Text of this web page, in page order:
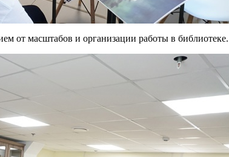
от масштабов и организации работы в библиотеке.